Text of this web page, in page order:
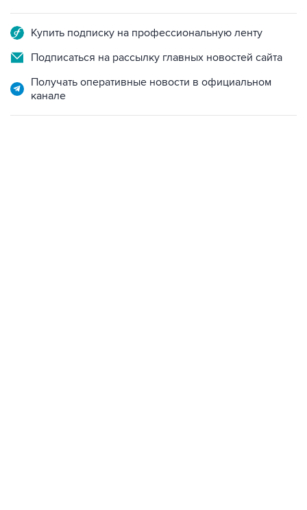
Купить подписку на профессиональную ленту
Подписаться на рассылку главных новостей сайта
Получать оперативные новости в официальном
канале